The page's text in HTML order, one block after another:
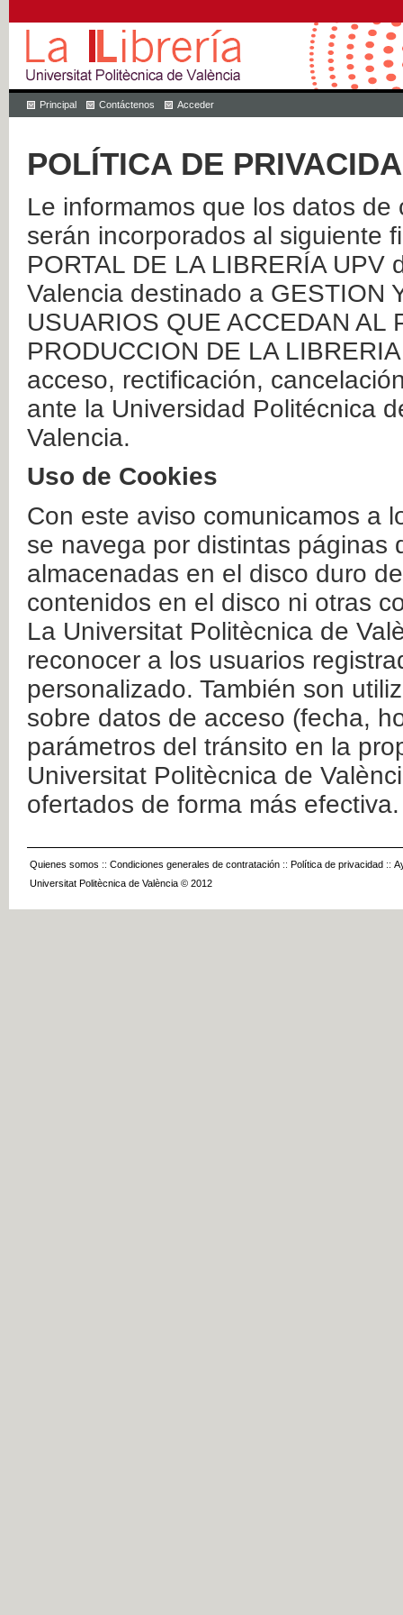
Principal Contáctenos Acceder
POLÍTICA DE
Le informamos que los datos
serán incorporados al siguiente
PORTAL DE LA LIBRERÍA
Valencia destinado a GESTION
USUARIOS QUE ACCEDAN AL
PRODUCCION DE LA
acceso, rectificación,
ante la Universidad Politécnica
Valencia.
Uso de Cookies
Con este aviso comunicamos a
se navega por distintas páginas
almacenadas en el disco duro
contenidos en el disco ni otras
La Universitat Politècnica de
reconocer a los usuarios
personalizado. También son
sobre datos de acceso (fecha,
parámetros del tránsito en la
Universitat Politècnica de
ofertados de forma más efectiva.
Quienes somos :: Condiciones generales de contratación :: Política de privacidad ::
Universitat Politècnica de València © 2012